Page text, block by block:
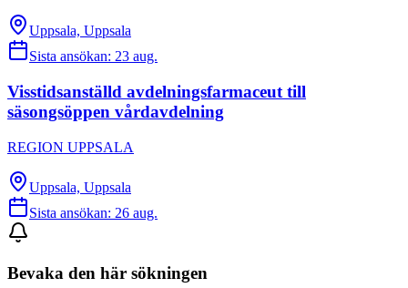
Uppsala, Uppsala
Sista ansökan: 23 aug.
Visstidsanställd avdelningsfarmaceut till
säsongsöppen vårdavdelning
REGION UPPSALA
Uppsala, Uppsala
Sista ansökan: 26 aug.
Bevaka den här sökningen